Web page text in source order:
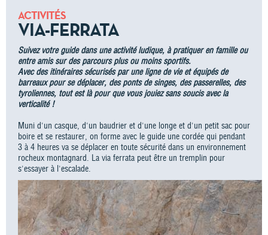
ACTIVITÉS
VIA-FERRATA
Suivez votre guide dans une activité ludique, à pratiquer en famille ou
entre amis sur des parcours plus ou moins sportifs.
Avec des itinéraires sécurisés par une ligne de vie et équipés de
barreaux pour se déplacer, des ponts de singes, des passerelles, des
tyroliennes, tout est là pour que vous jouiez sans soucis avec la
verticalité !
Muni d'un casque, d'un baudrier et d'une longe et d'un petit sac pour
boire et se restaurer, on forme avec le guide une cordée qui pendant
3 à 4 heures va se déplacer en toute sécurité dans un environnement
rocheux montagnard. La via ferrata peut être un tremplin pour
s'essayer à l'escalade.